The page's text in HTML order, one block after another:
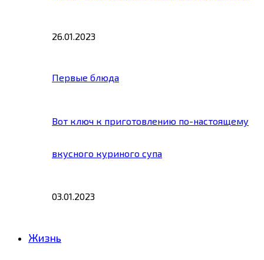
26.01.2023
Первые блюда
Вот ключ к приготовлению по-настоящему
вкусного куриного супа
03.01.2023
Жизнь